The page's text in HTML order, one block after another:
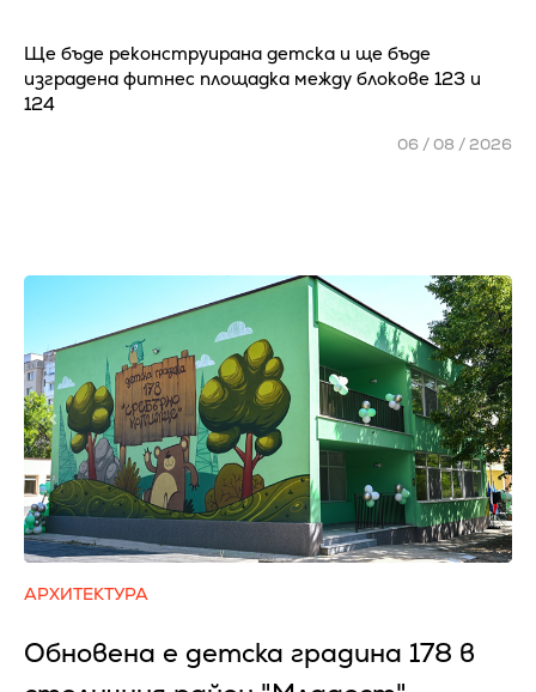
Ще бъде реконструирана детска и ще бъде
изградена фитнес площадка между блокове 123 и
124
06 / 08 / 2026
АРХИТЕКТУРА
Обновена е детска градина 178 в